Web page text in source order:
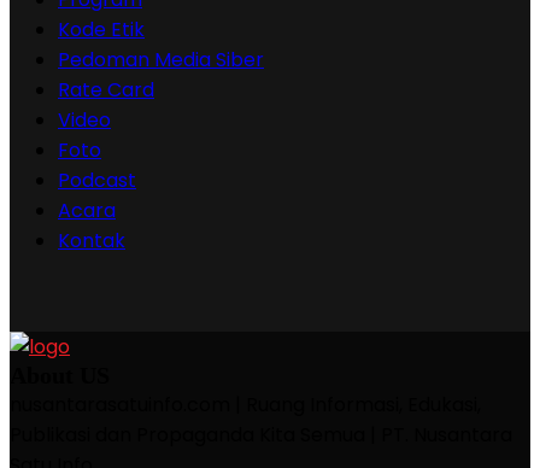
Kode Etik
Pedoman Media Siber
Rate Card
Video
Foto
Podcast
Acara
Kontak